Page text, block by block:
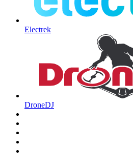
Electrek
DroneDJ